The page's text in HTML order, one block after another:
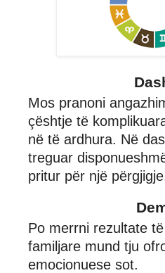
Mos pranoni
çështje të
në të ardhura. Në
treguar
pritur për një
Po merrni rezultate
familjare mund tju
emocionuese sot.